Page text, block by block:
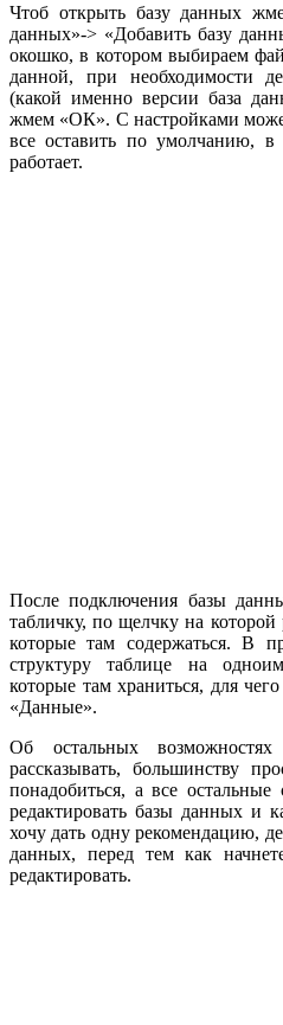
Чтоб открыть базу данных
данных»-> «Добавить базу
окошко, в котором выбираем
данной, при необходимости
(какой именно версии база
жмем «ОК». С настройками
все оставить по умолчанию, в
работает.
После подключения базы
табличку, по щелчку на которой
которые там содержаться. В
структуру таблице на
которые там храниться, для
«Данные».
Об остальных
рассказывать, большинству
понадобиться, а все
редактировать базы данных и
хочу дать одну рекомендацию,
данных, перед тем как
редактировать.